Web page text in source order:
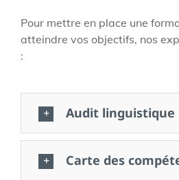
Pour mettre en place une
atteindre vos objectifs, nos
:
Audit linguistique
Carte des